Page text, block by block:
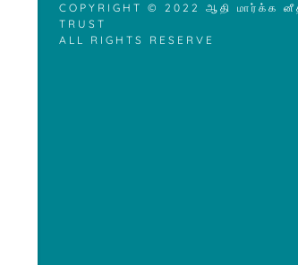
COPYRIGHT © 2022 ஆதி மார்க்க
TRUST
ALL RIGHTS RESERVE